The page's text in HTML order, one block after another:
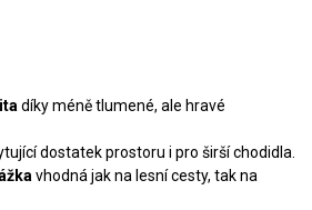
díky méně tlumené, ale hravé
dostatek prostoru i pro širší chodidla.
vhodná jak na lesní cesty, tak na